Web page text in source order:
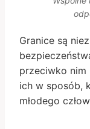
Granice są
przeciwko nim
ich w sposób,
młodego